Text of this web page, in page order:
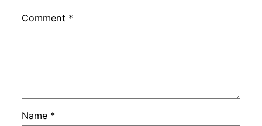
Comment *
Name *